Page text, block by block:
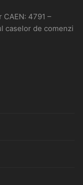
4791 –
caselor de comenzi